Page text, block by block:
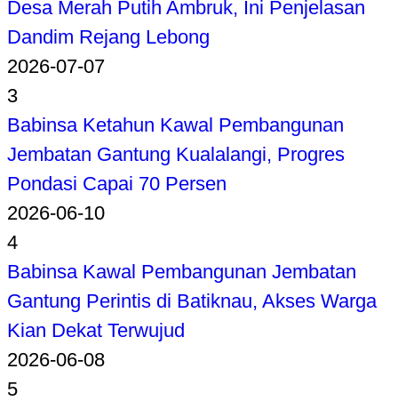
Desa Merah Putih Ambruk, Ini Penjelasan
Dandim Rejang Lebong
2026-07-07
3
Babinsa Ketahun Kawal Pembangunan
Jembatan Gantung Kualalangi, Progres
Pondasi Capai 70 Persen
2026-06-10
4
Babinsa Kawal Pembangunan Jembatan
Gantung Perintis di Batiknau, Akses Warga
Kian Dekat Terwujud
2026-06-08
5